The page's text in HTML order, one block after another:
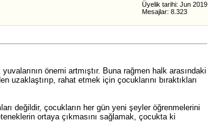
Üyelik tarihi: Jun 2019
Mesajlar: 8.323
önemi artmıştır. Buna rağmen halk arasındaki
rahat etmek için çocuklarını bıraktıkları
değildir, çocukların her gün yeni şeyler öğrenmelerini
ortaya çıkmasını sağlamak, çocukta ki